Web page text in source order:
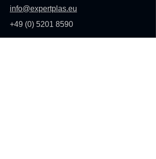
info@expertplas.eu
+49 (0) 5201 8590